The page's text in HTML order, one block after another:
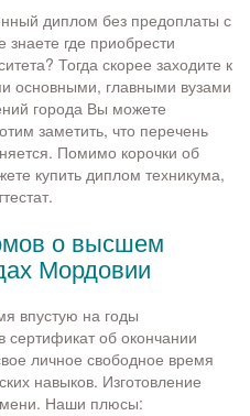
диплом без предоплаты с
где приобрести
Тогда скорее заходите к
основными, главными вузами
города Вы можете
заметить, что перечень
Помимо корочки об
купить диплом техникума,
о высшем
Мордовии
впустую на годы
сертификат об окончании
личное свободное время
навыков. Изготовление
Наши плюсы: